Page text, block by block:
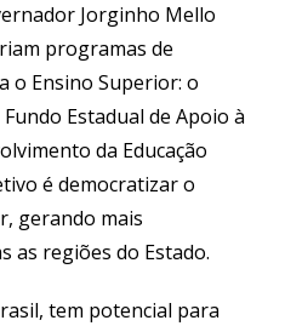
Jorginho Mello
programas de
o Ensino Superior: o
Estadual de Apoio à
da Educação
é democratizar o
gerando mais
as regiões do Estado.
tem potencial para